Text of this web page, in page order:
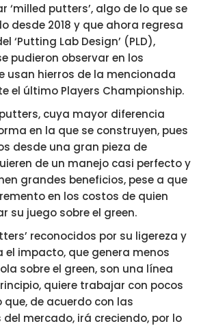
‘milled putters’, algo de lo que se
desde 2018 y que ahora regresa
‘Putting Lab Design’ (PLD),
pudieron observar en los
usan hierros de la mencionada
el último Players Championship.
cuya mayor diferencia
en la que se construyen, pues
desde una gran pieza de
de un manejo casi perfecto y
grandes beneficios, pese a que
en los costos de quien
su juego sobre el green.
reconocidos por su ligereza y
impacto, que genera menos
sobre el green, son una línea
quiere trabajar con pocos
que, de acuerdo con las
mercado, irá creciendo, por lo